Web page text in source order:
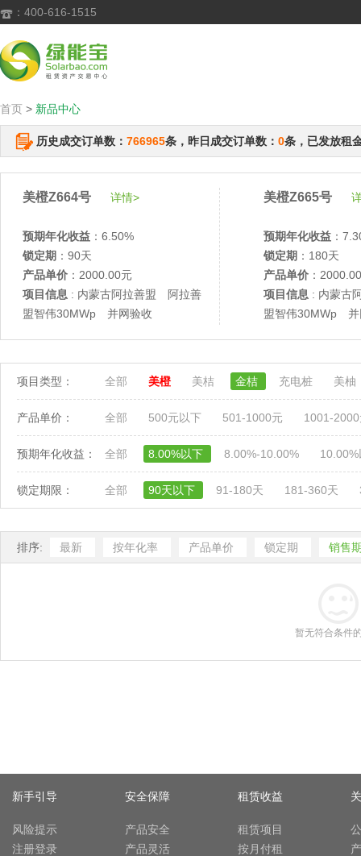
 ：400-616-1515
首页 > 新品中心
历史成交订单数： 766965条，昨日成交订单数： 0条，已发放租
美橙Z664号 详情>
预期年化收益 ：6.50%
锁定期 ：90天
产品单价 ：2000.00元
项目信息 : 内蒙古阿拉善盟 阿拉善
盟智伟30MWp 并网验收
美橙Z665号
预期年化收益 ：
锁定期 ：180天
产品单价 ：
项目信息 : 内蒙古
盟智伟30MWp 并
项目类型： 全部 美橙 美桔 金桔 充电桩 美柚
产品单价： 全部 500元以下 501-1000元 1001-
预期年化收益： 全部 8.00%以下 8.00%-10.00%
锁定期限： 全部 90天以下 91-180天 181-360天
排序: 最新 按年化率 产品单价 锁定期 销售
暂无符合条件
新手引导
风险提示
注册登录
安全保障
产品安全
产品灵活
租赁收益
租赁项目
按月付租